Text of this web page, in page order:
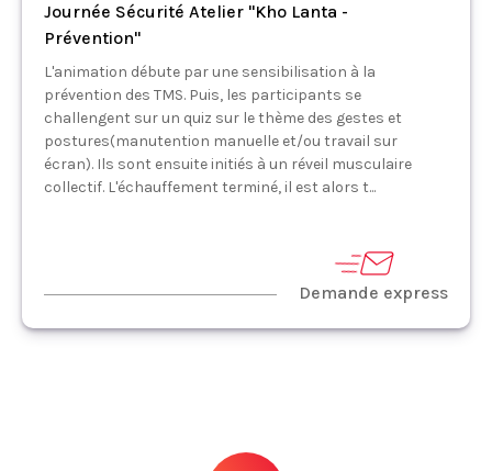
Journée Sécurité Atelier "Kho Lanta -
Prévention"
L'animation débute par une sensibilisation à la
prévention des TMS. Puis, les participants se
challengent sur un quiz sur le thème des gestes et
postures(manutention manuelle et/ou travail sur
écran). Ils sont ensuite initiés à un réveil musculaire
collectif. L'échauffement terminé, il est alors t...
Demande express